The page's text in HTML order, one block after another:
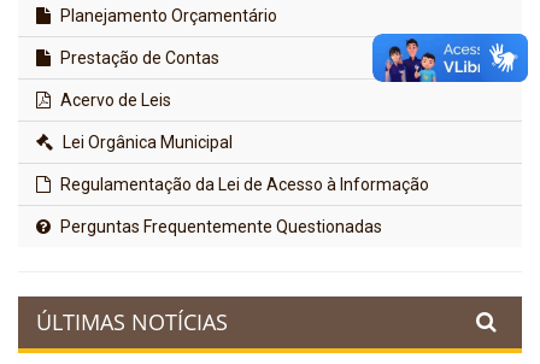
Planejamento Orçamentário
Prestação de Contas
Acervo de Leis
Lei Orgânica Municipal
Regulamentação da Lei de Acesso à Informação
Perguntas Frequentemente Questionadas
ÚLTIMAS NOTÍCIAS